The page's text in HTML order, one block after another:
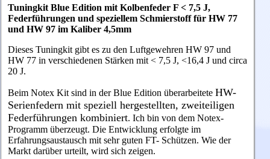
Tuningkit Blue Edition mit Kolbenfeder F < 7,5 J,
Federführungen und speziellem Schmierstoff für HW 77
und HW 97 im Kaliber 4,5mm
Dieses Tuningkit gibt es zu den Luftgewehren HW 97 und
HW 77 in verschiedenen Stärken mit < 7,5 J, <16,4 J und circa
20 J.
Beim Notex Kit sind in der Blue Edition überarbeitete HW-
Serienfedern mit speziell hergestellten, zweiteiligen
Federführungen kombiniert. Ich bin von dem Notex-
Programm überzeugt. Die Entwicklung erfolgte im
Erfahrungsaustausch mit sehr guten FT- Schützen. Wie der
Markt darüber urteilt, wird sich zeigen.